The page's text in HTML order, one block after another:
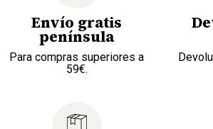
Envío gratis
península
Para compras superiores a
59€.